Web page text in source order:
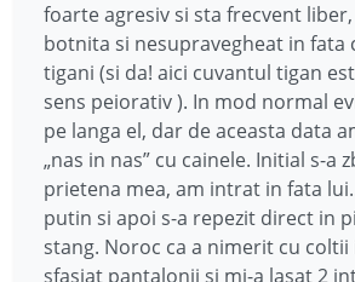
foarte agresiv si sta frecvent
botnita si nesupravegheat in
tigani (si da! aici cuvantul tigan
sens peiorativ ). In mod normal
pe langa el, dar de aceasta data
„nas in nas” cu cainele. Initial s-a
prietena mea, am intrat in fata
putin si apoi s-a repezit direct in
stang. Noroc ca a nimerit cu coltii
sfasiat pantalonii si mi-a lasat 2